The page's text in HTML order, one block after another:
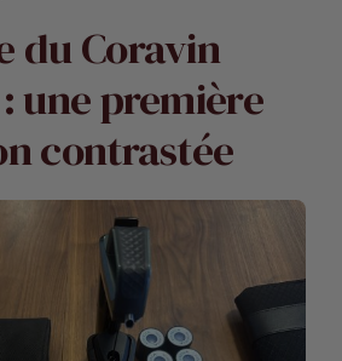
du Coravin
une première
contrastée